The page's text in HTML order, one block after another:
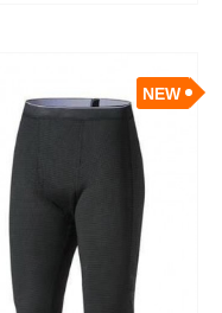
NEW